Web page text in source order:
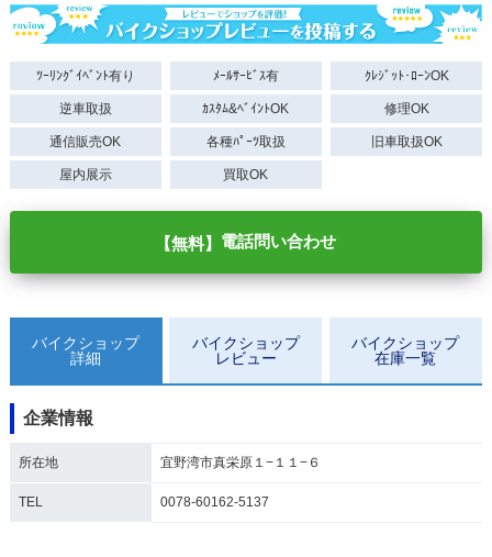
ﾂｰﾘﾝｸﾞｲﾍﾞﾝﾄ有り ﾒｰﾙｻｰﾋﾞｽ有 ｸﾚｼﾞｯﾄ･ﾛｰﾝOK
逆車取扱 ｶｽﾀﾑ&ﾍﾞｲﾝﾄOK 修理OK
通信販売OK 各種ﾊﾟｰﾂ取扱 旧車取扱OK
屋内展示 買取OK
【無料】 電話問い合わせ
バイクショップ
詳細
バイクショップ
レビュー
バイクショップ
在庫一覧
企業情報
所在地 宜野湾市真栄原１−１１−６
TEL 0078-60162-5137